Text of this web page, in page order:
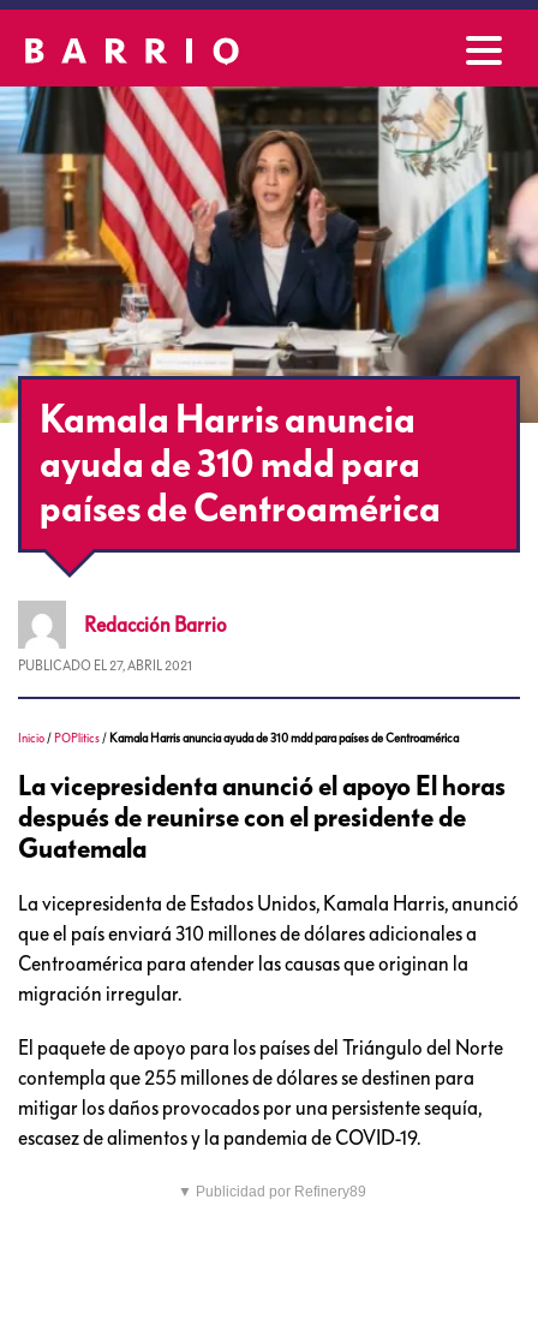
Kamala Harris anuncia
ayuda de 310 mdd para
países de Centroamérica
Redacción Barrio
PUBLICADO EL 27, ABRIL 2021
Inicio / POPlitics / Kamala Harris anuncia ayuda de 310 mdd para países de Centroamérica
La vicepresidenta anunció el apoyo El horas
después de reunirse con el presidente de
Guatemala
La vicepresidenta de Estados Unidos, Kamala Harris, anunció
que el país enviará 310 millones de dólares adicionales a
Centroamérica para atender las causas que originan la
migración irregular.
El paquete de apoyo para los países del Triángulo del Norte
contempla que 255 millones de dólares se destinen para
mitigar los daños provocados por una persistente sequía,
escasez de alimentos y la pandemia de COVID-19.
▼ Publicidad por Refinery89